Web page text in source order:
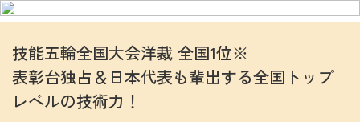
OBC・OBM入試センター
0120-606064
技能五輪全国大会洋裁 全国1位※
表彰台独占＆日本代表も輩出する全国トップ
レベルの技術力！